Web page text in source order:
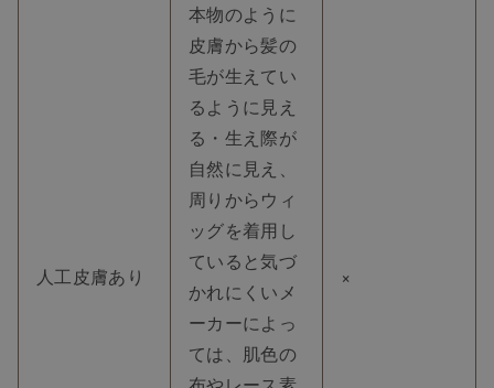
人工皮膚あり
本物のように
皮膚から髪の
毛が生えてい
るように見え
る・生え際が
自然に見え、
周りからウィ
ッグを着用し
ていると気づ
かれにくいメ
ーカーによっ
ては、肌色の
×